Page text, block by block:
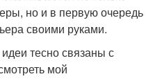
но и в первую очередь
своими руками.
тесно связаны с
мой